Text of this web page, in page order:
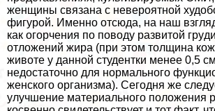
женщины связана с невероятной
фигурой. Именно отсюда, на наш
как огорчения по поводу развитой
отложений жира (при этом толщина
животе у данной студентки менее 0,5
недостаточно для нормального
женского организма). Сегодня же
улучшение материального положения